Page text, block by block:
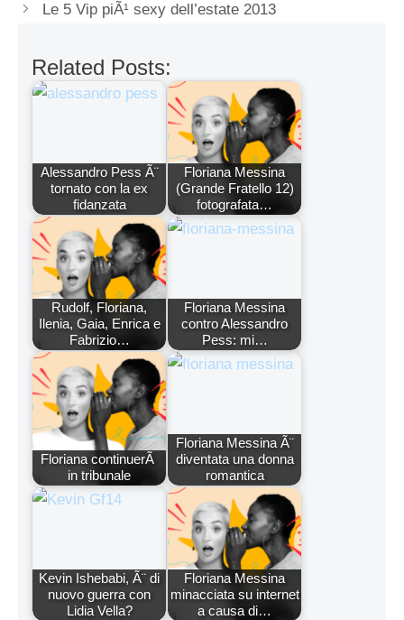
Le 5 Vip piÃ¹ sexy dell’estate 2013
Related Posts:
Alessandro Pess Ã¨
tornato con la ex
fidanzata
Floriana Messina
(Grande Fratello 12)
fotografata…
Rudolf, Floriana,
Ilenia, Gaia, Enrica e
Fabrizio…
Floriana Messina
contro Alessandro
Pess: mi…
Floriana continuerÃ
in tribunale
Floriana Messina Ã¨
diventata una donna
romantica
Kevin Ishebabi, Ã¨ di
nuovo guerra con
Lidia Vella?
Floriana Messina
minacciata su internet
a causa di…